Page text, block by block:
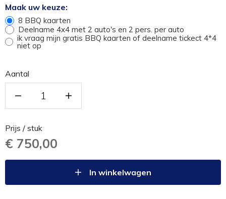
Maak uw keuze:
8 BBQ kaarten
Deelname 4x4 met 2 auto's en 2 pers. per auto
ik vraag mijn gratis BBQ kaarten of deelname tickect 4*4
niet op
Aantal
Prijs / stuk
€ 750,00
In winkelwagen